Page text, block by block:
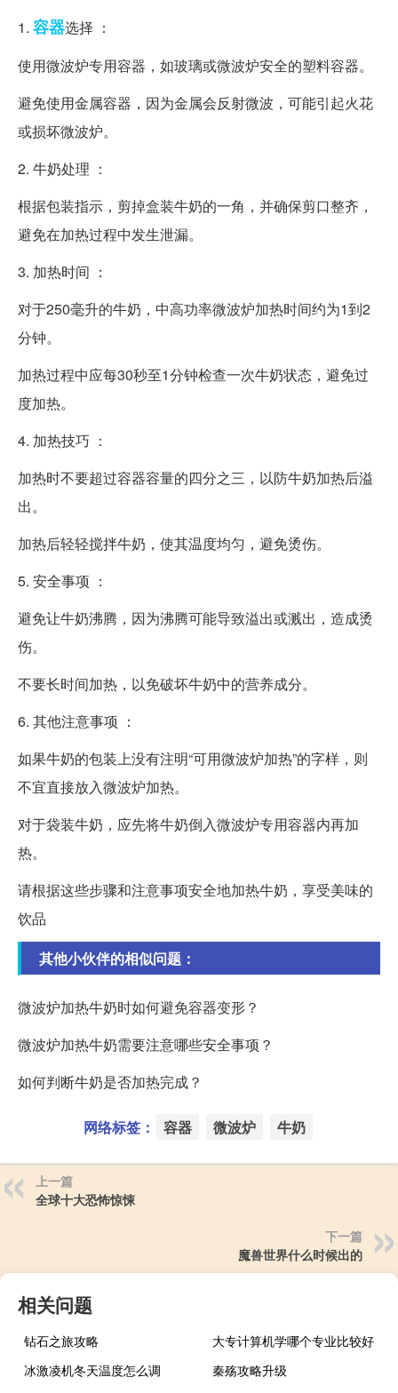
1. 容器选择 ：
使用微波炉专用容器，如玻璃或微波炉安全的塑料容器。
避免使用金属容器，因为金属会反射微波，可能引起火花
或损坏微波炉。
2. 牛奶处理 ：
根据包装指示，剪掉盒装牛奶的一角，并确保剪口整齐，
避免在加热过程中发生泄漏。
3. 加热时间 ：
对于250毫升的牛奶，中高功率微波炉加热时间约为1到2
分钟。
加热过程中应每30秒至1分钟检查一次牛奶状态，避免过
度加热。
4. 加热技巧 ：
加热时不要超过容器容量的四分之三，以防牛奶加热后溢
出。
加热后轻轻搅拌牛奶，使其温度均匀，避免烫伤。
5. 安全事项 ：
避免让牛奶沸腾，因为沸腾可能导致溢出或溅出，造成烫
伤。
不要长时间加热，以免破坏牛奶中的营养成分。
6. 其他注意事项 ：
如果牛奶的包装上没有注明“可用微波炉加热”的字样，则
不宜直接放入微波炉加热。
对于袋装牛奶，应先将牛奶倒入微波炉专用容器内再加
热。
请根据这些步骤和注意事项安全地加热牛奶，享受美味的
饮品
其他小伙伴的相似问题：
微波炉加热牛奶时如何避免容器变形？
微波炉加热牛奶需要注意哪些安全事项？
如何判断牛奶是否加热完成？
网络标签： 容器 微波炉 牛奶
上一篇
全球十大恐怖惊悚
下一篇
魔兽世界什么时候出的
相关问题
钻石之旅攻略
大专计算机学哪个专业比较好
冰激凌机冬天温度怎么调
秦殇攻略升级